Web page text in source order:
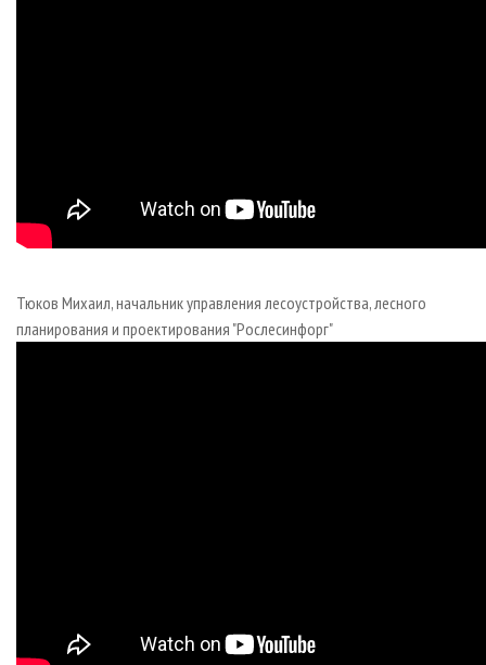
Тюков Михаил, начальник управления лесоустройства, лесного
планирования и проектирования "Рослесинфорг"